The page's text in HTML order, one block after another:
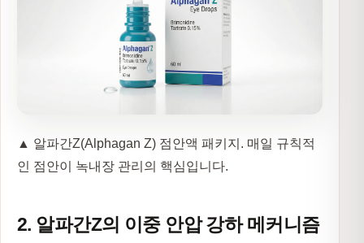
▲ 알파간Z(Alphagan Z) 점안액 패키지. 매일 규칙적
인 점안이 녹내장 관리의 핵심입니다.
2. 알파간Z의 이중 안압 강하 메커니즘